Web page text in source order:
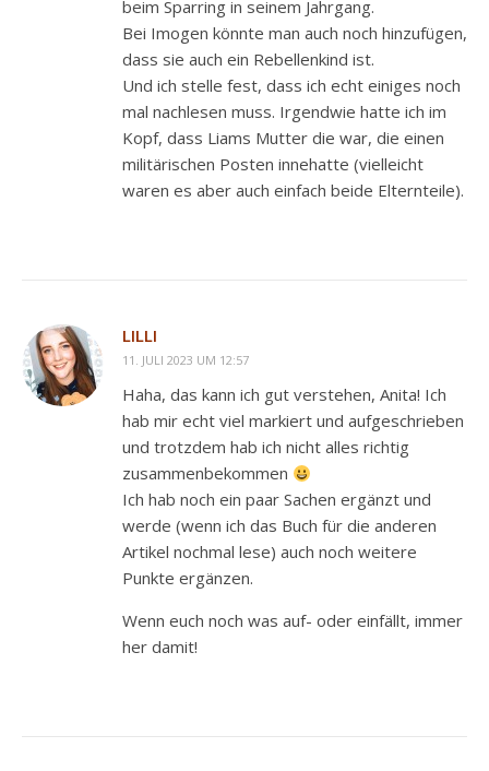
beim Sparring in seinem Jahrgang.
Bei Imogen könnte man auch noch hinzufügen,
dass sie auch ein Rebellenkind ist.
Und ich stelle fest, dass ich echt einiges noch
mal nachlesen muss. Irgendwie hatte ich im
Kopf, dass Liams Mutter die war, die einen
militärischen Posten innehatte (vielleicht
waren es aber auch einfach beide Elternteile).
LILLI
11. JULI 2023 UM 12:57
Haha, das kann ich gut verstehen, Anita! Ich
hab mir echt viel markiert und aufgeschrieben
und trotzdem hab ich nicht alles richtig
zusammenbekommen
Ich hab noch ein paar Sachen ergänzt und
werde (wenn ich das Buch für die anderen
Artikel nochmal lese) auch noch weitere
Punkte ergänzen.
Wenn euch noch was auf- oder einfällt, immer
her damit!